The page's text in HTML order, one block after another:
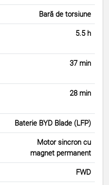
Bară de torsiune
5.5 h
37 min
28 min
Baterie BYD Blade (LFP)
Motor sincron cu
magnet permanent
FWD